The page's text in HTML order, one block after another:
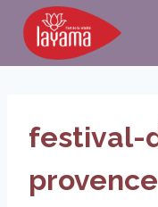
Aller
contenu
festival-